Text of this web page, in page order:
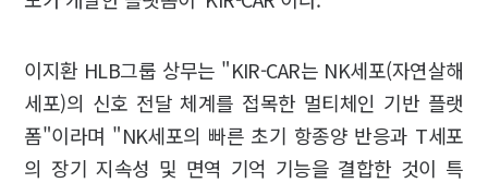
이지환 HLB그룹 상무는 "KIR-CAR는 NK세포(자연살해
세포)의 신호 전달 체계를 접목한 멀티체인 기반 플랫
폼"이라며 "NK세포의 빠른 초기 항종양 반응과 T세포
의 장기 지속성 및 면역 기억 기능을 결합한 것이 특